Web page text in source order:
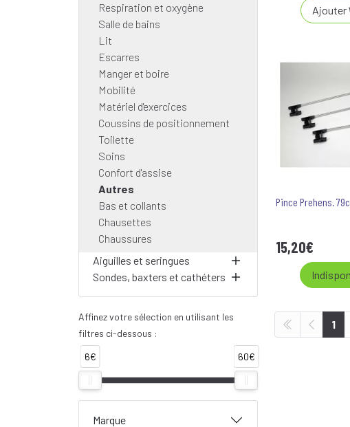
Ajouter
Pince Prehens.
15,20€
1
Respiration et oxygène
Salle de bains
Lit
Escarres
Manger et boire
Mobilité
Matériel d'exercices
Coussins de positionnement
Toilette
Soins
Confort d'assise
Autres
Bas et collants
Chausettes
Chaussures
Aiguilles et seringues
Sondes, baxters et cathéters
Affinez votre sélection en utilisant les
filtres ci-dessous :
6€
60€
Marque